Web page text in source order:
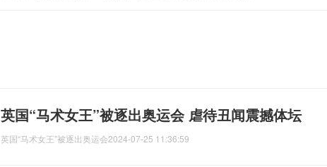
英国“马术女王”被逐出奥运会 虐待丑闻震撼体坛
英国“马术女王”被逐出奥运会2024-07-25 11:36:59